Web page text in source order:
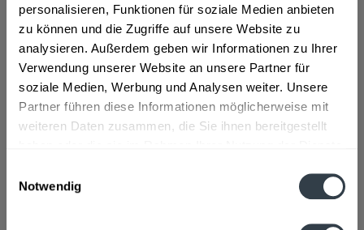
personalisieren, Funktionen für soziale Medien anbieten
zu können und die Zugriffe auf unsere Website zu
analysieren. Außerdem geben wir Informationen zu Ihrer
Verwendung unserer Website an unsere Partner für
soziale Medien, Werbung und Analysen weiter. Unsere
Partner führen diese Informationen möglicherweise mit
weiteren Daten zusammen, die Sie ihnen bereitgestellt
Notwendig
In denWarenkorb
Artikel-Nr.:
31169
Verfügbar in:
Beschreibung
mehr
Flaschengröße: